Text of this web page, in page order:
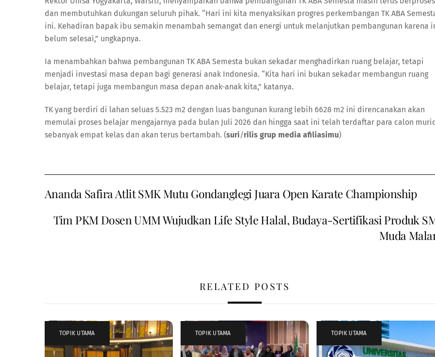
dan membutuhkan dukungan seluruh pihak. “Hari ini kita menyaksikan progres perkembangan TK ABA
ini. Kehadiran bapak ibu semakin menambah semangat dan energi untuk melanjutkan pembangunan karena
belum selesai,” ungkapnya.
Ia menambahkan bahwa pembangunan TK ABA Semesta bukan sekadar menghadirkan ruang belajar, tetapi
menjadi investasi masa depan bagi generasi anak Indonesia. “Kita hari ini bukan sekadar membangun ruang
belajar, tetapi juga membangun masa depan anak-anak kita,” katanya.
TK yang berdiri di lahan seluas 5.523 m2 dengan luas bangunan kurang lebih 6628 m2 ini direncanakan akan
memulai proses belajar mengajarnya pada bulan Juli 2026 dan hingga saat ini telah terdaftar para calon
sebanyak empat kelas dan akan terus bertambah. (suri/rilis grup media afiliasimu)
Ananda Safira Atlit SMK Mutu Gondanglegi Juara Open Karate Championship
Tim PKM Dosen UMM Wujudkan Life Style Halal, Budaya-Sertifikasi Produk
Muda
RELATED POSTS
TOPIK UTAMA TOPIK UTAMA TOPIK UTAMA